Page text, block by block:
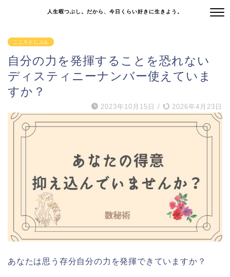
人生暇つぶし。だから、今日くらい好きに生きよう。
こころとじぶん
自分の力を発揮することを恐れない
ディスティニーナンバー使えていま
すか？
2023年10月15日 / 2026年4月23日
あなたは思う存分自分の力を発揮できていますか？